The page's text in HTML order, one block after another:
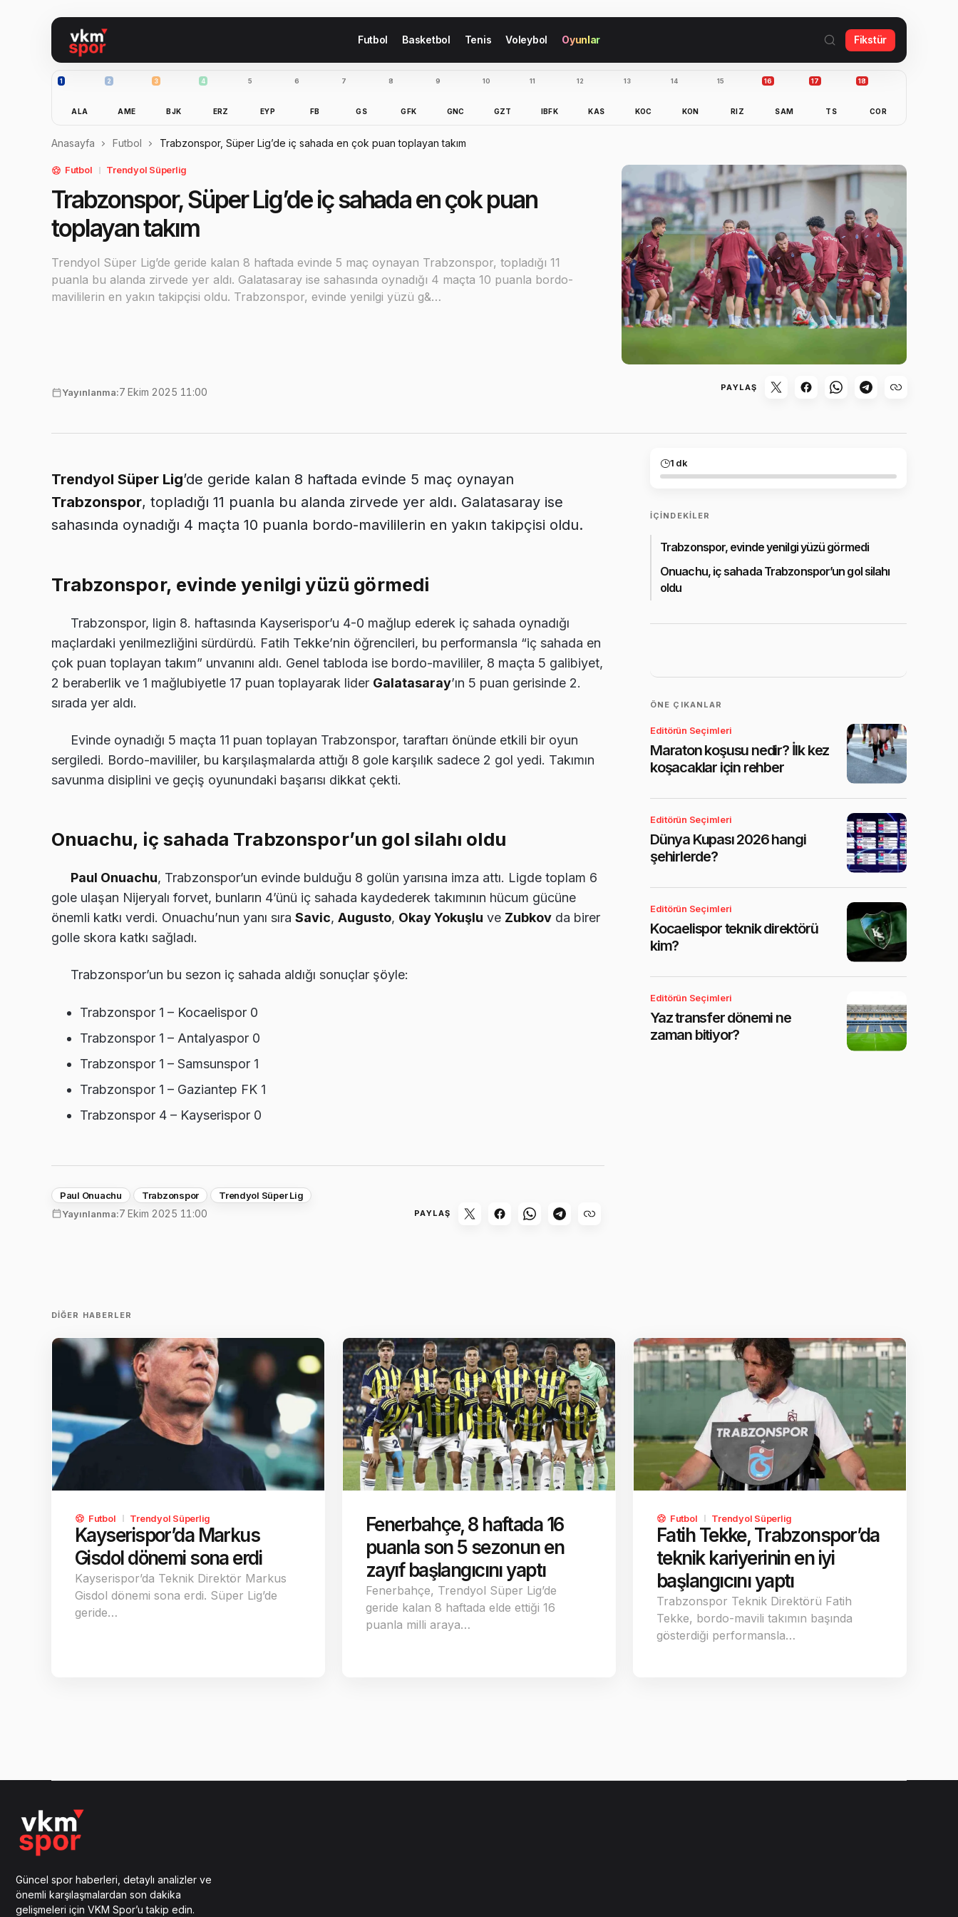
Futbol Basketbol Tenis Voleybol Oyunlar Fikstür
1
ALA
2
AME
3
BJK
4
ERZ
5
EYP
6
FB
7
GS
8
GFK
9
GNC
10
GZT
11
IBFK
12
KAS
13
KOC
14
KON
15
RIZ
16
SAM
17
TS
18
COR
Anasayfa Futbol Trabzonspor, Süper Lig’de iç sahada en çok puan toplayan takım
Futbol Trendyol Süperlig
Trabzonspor, Süper Lig’de iç sahada en çok puan
toplayan takım
Trendyol Süper Lig’de geride kalan 8 haftada evinde 5 maç oynayan Trabzonspor, topladığı 11
puanla bu alanda zirvede yer aldı. Galatasaray ise sahasında oynadığı 4 maçta 10 puanla bordo-
mavililerin en yakın takipçisi oldu. Trabzonspor, evinde yenilgi yüzü g&…
Yayınlanma:7 Ekim 2025 11:00 PAYLAŞ
Trendyol Süper Lig’de geride kalan 8 haftada evinde 5 maç oynayan
Trabzonspor, topladığı 11 puanla bu alanda zirvede yer aldı. Galatasaray ise
sahasında oynadığı 4 maçta 10 puanla bordo-mavililerin en yakın takipçisi oldu.
Trabzonspor, evinde yenilgi yüzü görmedi
Trabzonspor, ligin 8. haftasında Kayserispor’u 4-0 mağlup ederek iç sahada oynadığı
maçlardaki yenilmezliğini sürdürdü. Fatih Tekke’nin öğrencileri, bu performansla “iç sahada en
çok puan toplayan takım” unvanını aldı. Genel tabloda ise bordo-mavililer, 8 maçta 5 galibiyet,
2 beraberlik ve 1 mağlubiyetle 17 puan toplayarak lider Galatasaray’ın 5 puan gerisinde 2.
sırada yer aldı.
Evinde oynadığı 5 maçta 11 puan toplayan Trabzonspor, taraftarı önünde etkili bir oyun
sergiledi. Bordo-mavililer, bu karşılaşmalarda attığı 8 gole karşılık sadece 2 gol yedi. Takımın
savunma disiplini ve geçiş oyunundaki başarısı dikkat çekti.
Onuachu, iç sahada Trabzonspor’un gol silahı oldu
Paul Onuachu, Trabzonspor’un evinde bulduğu 8 golün yarısına imza attı. Ligde toplam 6
gole ulaşan Nijeryalı forvet, bunların 4’ünü iç sahada kaydederek takımının hücum gücüne
önemli katkı verdi. Onuachu’nun yanı sıra Savic, Augusto, Okay Yokuşlu ve Zubkov da birer
golle skora katkı sağladı.
Trabzonspor’un bu sezon iç sahada aldığı sonuçlar şöyle:
Trabzonspor 1 – Kocaelispor 0
Trabzonspor 1 – Antalyaspor 0
Trabzonspor 1 – Samsunspor 1
Trabzonspor 1 – Gaziantep FK 1
Trabzonspor 4 – Kayserispor 0
Paul Onuachu Trabzonspor
Trendyol Süper Lig
Yayınlanma:7 Ekim 2025 11:00 PAYLAŞ
1 dk
İÇINDEKILER
Trabzonspor, evinde yenilgi yüzü görmedi
Onuachu, iç sahada Trabzonspor’un gol silahı
oldu
ÖNE ÇIKANLAR
Editörün Seçimleri
Maraton koşusu nedir? İlk kez
koşacaklar için rehber
Editörün Seçimleri
Dünya Kupası 2026 hangi
şehirlerde?
Editörün Seçimleri
Kocaelispor teknik direktörü
kim?
Editörün Seçimleri
Yaz transfer dönemi ne
zaman bitiyor?
DIĞER HABERLER
Futbol Trendyol Süperlig
Kayserispor’da Markus
Gisdol dönemi sona erdi
Kayserispor’da Teknik Direktör Markus
Gisdol dönemi sona erdi. Süper Lig’de
geride…
Fenerbahçe, 8 haftada 16
puanla son 5 sezonun en
zayıf başlangıcını yaptı
Fenerbahçe, Trendyol Süper Lig’de
geride kalan 8 haftada elde ettiği 16
puanla milli araya…
Futbol Trendyol Süperlig
Fatih Tekke, Trabzonspor’da
teknik kariyerinin en iyi
başlangıcını yaptı
Trabzonspor Teknik Direktörü Fatih
Tekke, bordo-mavili takımın başında
gösterdiği performansla…
Güncel spor haberleri, detaylı analizler ve
önemli karşılaşmalardan son dakika
gelişmeleri için VKM Spor’u takip edin.